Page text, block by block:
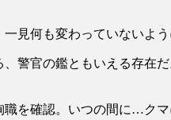
見何も変わっていないよう
警官の鑑ともいえる存在だ
職を確認。いつの間に…クマ